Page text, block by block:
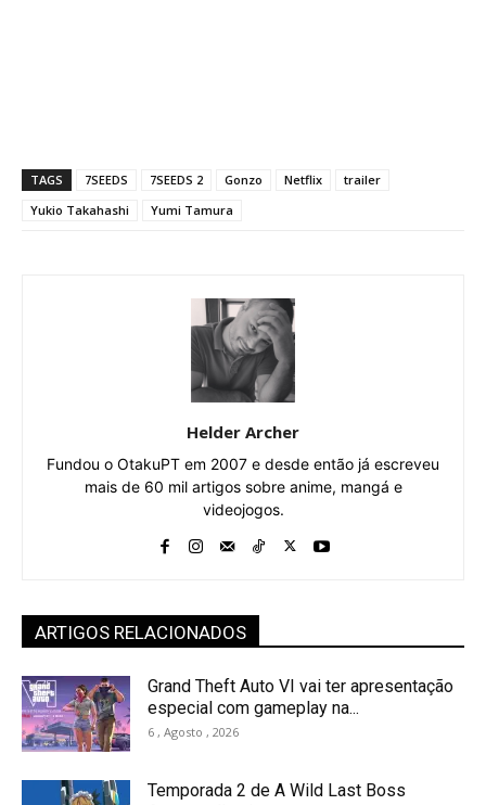
TAGS 7SEEDS 7SEEDS 2 Gonzo Netflix
trailer
Yukio Takahashi
Yumi Tamura
Helder Archer
Fundou o OtakuPT em 2007 e desde então já escreveu
mais de 60 mil artigos sobre anime, mangá e
videojogos.
ARTIGOS RELACIONADOS
Grand Theft Auto VI vai ter apresentação
especial com gameplay na...
6 , Agosto , 2026
Temporada 2 de A Wild Last Boss